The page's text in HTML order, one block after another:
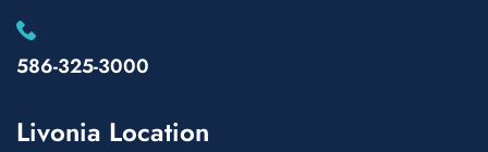
586-325-3000
Livonia Location